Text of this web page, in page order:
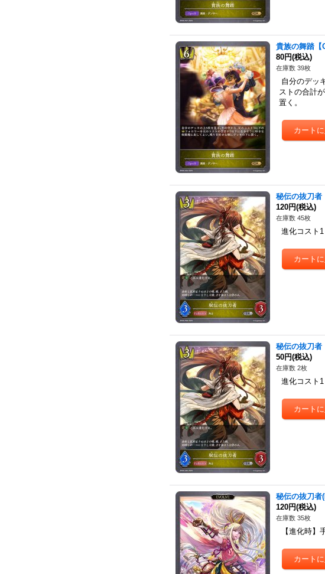
貴族の舞踏【
80円(税込)
在庫数 39枚
自分のデッ
ストの合計
置く。
秘伝の抜刀者
120円(税込)
在庫数 45枚
進化コスト1
秘伝の抜刀者
50円(税込)
在庫数 2枚
進化コスト1
秘伝の抜刀者
120円(税込)
在庫数 35枚
【進化時】